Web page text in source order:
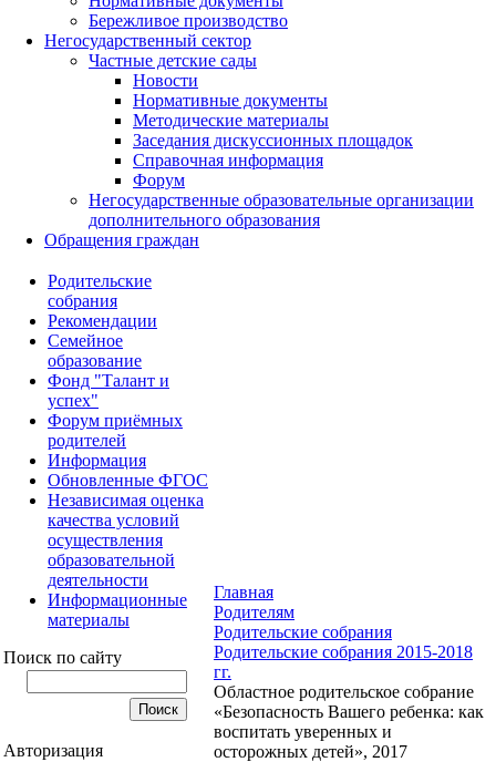
Бережливое производство
Негосударственный сектор
Частные детские сады
Новости
Нормативные документы
Методические материалы
Заседания дискуссионных площадок
Справочная информация
Форум
Негосударственные образовательные организации
дополнительного образования
Обращения граждан
Родительские
собрания
Рекомендации
Семейное
образование
Фонд "Талант и
успех"
Форум приёмных
родителей
Информация
Обновленные ФГОС
Независимая оценка
качества условий
осуществления
образовательной
деятельности
Информационные
материалы
Поиск по сайту
Авторизация
Главная
Родителям
Родительские собрания
Родительские собрания 2015-2018
гг.
Областное родительское собрание
«Безопасность Вашего ребенка: как
воспитать уверенных и
осторожных детей», 2017